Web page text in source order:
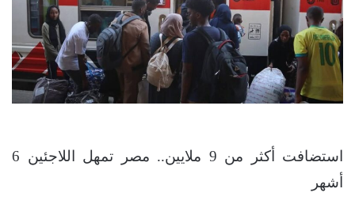
استضافت أكثر من 9 ملايين.. مصر تمهل اللاجئين 6
أشهر